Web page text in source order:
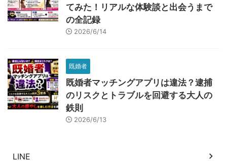
てみた！リアルな体験談と出会うまで
の全記録
2026/6/14
既婚者
既婚者マッチングアプリは違法？逮捕
のリスクとトラブルを回避する大人の
鉄則
2026/6/13
LINE